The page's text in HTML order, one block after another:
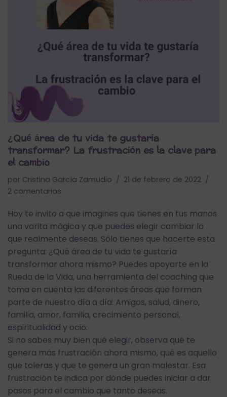
¿Qué área de tu vida te gustaría
transformar? La frustración es la clave para
el cambio
por Cristina García Zamudio
21 de febrero de 2022
2 comentarios
Hoy te invito a que imagines que tienes en tus manos
una varita mágica y que puedes elegir cambiar lo
que realmente deseas. Sólo tienes que hacerte esta
pregunta: ¿Qué área de tu vida te gustaría
transformar ahora mismo? Puedes apoyarte en la
Rueda de la Vida, una herramienta del coaching que
toma en cuenta las diferentes áreas que forman
parte de nuestro día a día: Amigos, salud, dinero,
familia, amor, familia, crecimiento personal,
espiritualidad y ocio.
Si no sabes muy bien qué elegir, observa qué te
genera más frustración ahora mismo, qué es aquello
que toleras y que te genera un gran malestar. Esa
frustración te indica por dónde puedes iniciar a dar
pasos para el cambio que tanto deseas.